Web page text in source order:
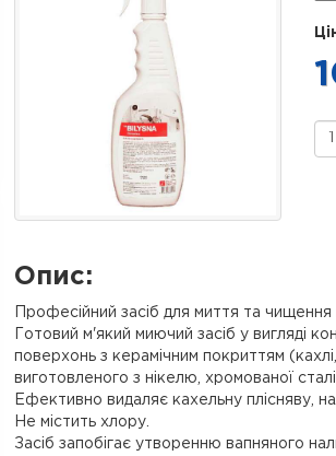
Опис:
Професійний засіб для миття та чищення
Готовий м'який миючий засіб у вигляді
поверхонь з керамічним покриттям
виготовленого з нікелю, хромованої
Ефективно видаляє кахельну плісняву,
Не містить хлору.
Засіб запобігає утворенню вапняного